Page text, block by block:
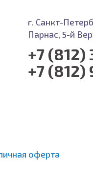
г. Санкт-
Парнас, 5-й
+7 (812)
+7 (812)
оферта